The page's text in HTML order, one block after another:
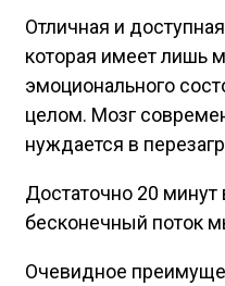
Отличная и
которая имеет лишь
эмоционального
целом. Мозг
нуждается в
Достаточно 20 минут
бесконечный поток
Очевидное